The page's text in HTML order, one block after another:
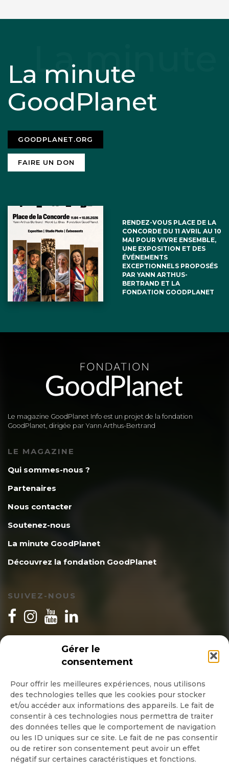
Gérer le
consentement
Pour offrir les meilleures expériences, nous utilisons
des technologies telles que les cookies pour stocker
et/ou accéder aux informations des appareils. Le fait de
consentir à ces technologies nous permettra de traiter
des données telles que le comportement de navigation
ou les ID uniques sur ce site. Le fait de ne pas consentir
ou de retirer son consentement peut avoir un effet
négatif sur certaines caractéristiques et fonctions.
La minute
GoodPlanet
GOODPLANET.ORG
FAIRE UN DON
RENDEZ-VOUS PLACE DE LA
CONCORDE DU 11 AVRIL AU 10
MAI POUR VIVRE ENSEMBLE,
UNE EXPOSITION ET DES
ÉVÉNEMENTS
EXCEPTIONNELS PROPOSÉS
PAR YANN ARTHUS-
BERTRAND ET LA
FONDATION GOODPLANET
Le magazine GoodPlanet Info est un projet de la fondation
GoodPlanet, dirigée par Yann Arthus-Bertrand
LE MAGAZINE
Qui sommes-nous ?
Partenaires
Nous contacter
Soutenez-nous
La minute GoodPlanet
Découvrez la fondation GoodPlanet
SUIVEZ-NOUS
INSCRIPTION NEWSLETTER
Quotidienne
Hebdo
OK